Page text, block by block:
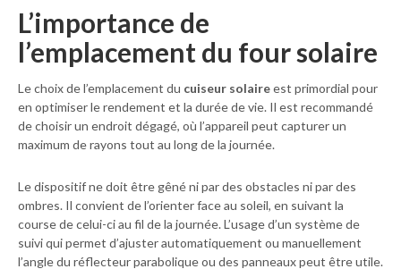
L’importance de
l’emplacement du four solaire
Le choix de l’emplacement du cuiseur solaireest primordial pour
en optimiser le rendement et la durée de vie. Il est recommandé
de choisir un endroit dégagé, où l’appareil peut capturer un
maximum de rayons tout au long de la journée.
Le dispositif ne doit être gêné ni par des obstacles ni par des
ombres. Il convient de l’orienter face au soleil, en suivant la
course de celui-ci au fil de la journée. L’usage d’un système de
suivi qui permet d’ajuster automatiquement ou manuellement
l’angle du réflecteur parabolique ou des panneaux peut être utile.